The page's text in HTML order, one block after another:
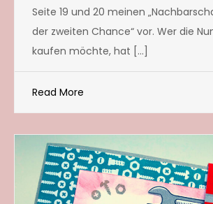
Seite 19 und 20 meinen
der zweiten Chance“ vor. Wer die
kaufen möchte, hat […]
Read More